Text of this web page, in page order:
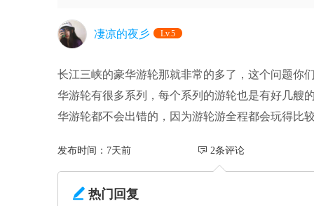
凄凉的夜彡 Lv.5
长江三峡的豪华游轮那就非常的多了，这个问题你
华游轮有很多系列，每个系列的游轮也是有好几艘
华游轮都不会出错的，因为游轮游全程都会玩得比
发布时间：7天前  2条评论
 热门回复